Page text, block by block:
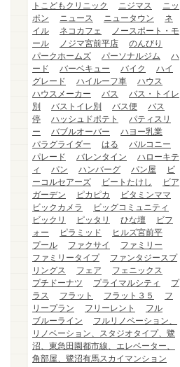
トこどもクリニック
ニジマス
ニッ
ポン
ニュース ニュータウン
ネ
イル
ネコカフェ
ノースポート・モ
ール
ノジマ宮前平店
のんびり
パークホームズ
パーソナルジム
ハ
ード
バーベキュー バイク
ハイ
グレード
ハイルーフ車
ハウス
ハウスメーカー
バス
バス・トイレ
別
バストイレ別 バス便
バス
停
ハッシュドポテト
パティスリ
ー
バブルオーバー
ハヨー乳業
パラグライダー
はる
バルコニー
パレード
バレンタイン
ハローキテ
ィ
パン ハンバーグ パン屋
ビ
ーコルセアーズ
ビートたけし
ビア
ガーデン
ピカピカ
ビタミンママ
ビックカメラ
ビッグコミュニティ
ビックリ
ピッタリ ひな壇
ビフ
ォー
ピラミッド
ヒルズ宮前平
プール
ファクサイ
ファミリー
ファミリータイプ
ファンタジースプ
リングス
フェア
フェニックス
プチドーナツ
プライマルシティ
プ
ラス
フラット フラット３５
フ
リープラン
フリーレント
フル
ブルーライン
フルリノベーション、
リノベーション、スタジオタイプ、鷺
沼、東急田園都市線、エレベーター、
角部屋、鷺沼有馬スカイマンション